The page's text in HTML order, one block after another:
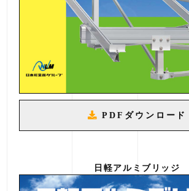
PDFダウンロード
日軽アルミブリッジ